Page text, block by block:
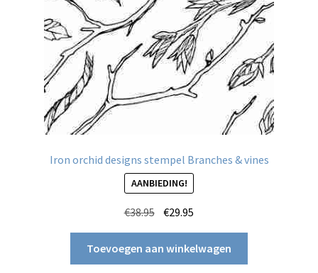
Iron orchid designs stempel Branches & vines
AANBIEDING!
€38.95 Oorspronkelijke
prijs
was:
€38.95.
€29.95
prijs
is:
€29.95.
Toevoegen aan winkelwagen